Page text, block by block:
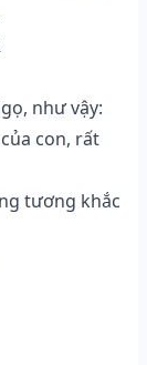
như vậy:
con, rất
tương khắc